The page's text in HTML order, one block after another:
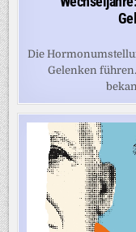
Die
Gelenken